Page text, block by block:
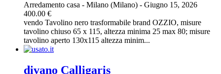
Arredamento casa - Milano (Milano) - Giugno 15, 2026
400.00 €
vendo Tavolino nero trasformabile brand OZZIO, misure
tavolino chiuso 65 x 115, altezza minima 25 max 80; misure
tavolino aperto 130x115 altezza minim...
divano Calligaris